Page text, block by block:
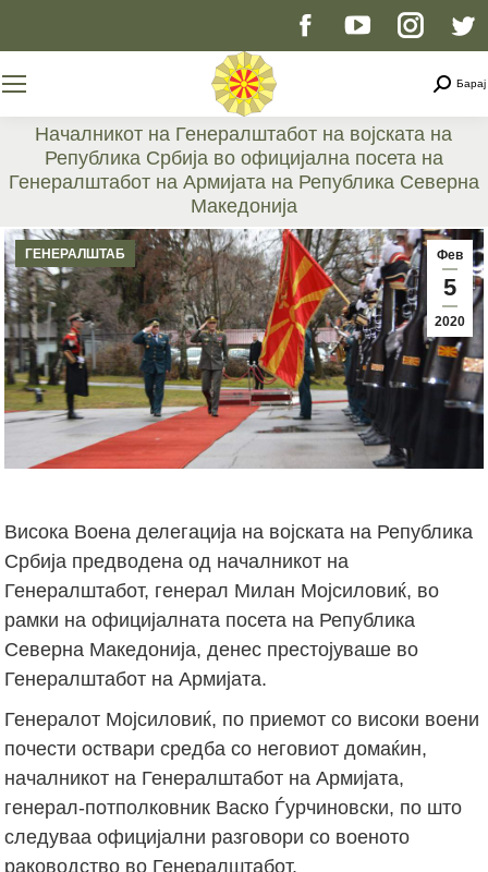
Facebook
opens
in
new
window
YouTube
opens
in
new
window
page
opens
in
new
window
Барај
Началникот на Генералштабот на војската на
Република Србија во официјална посета на
Генералштабот на Армијата на Република Северна
Македонија
You are here:
Фев
5
2020
ГЕНЕРАЛШТАБ
Висока Воена делегација на војската на Република
Србија предводена од началникот на
Генералштабот, генерал Милан Мојсиловиќ, во
рамки на официјалната посета на Република
Северна Македонија, денес престојуваше во
Генералштабот на Армијата.
Генералот Мојсиловиќ, по приемот со високи воени
почести оствари средба со неговиот домаќин,
началникот на Генералштабот на Армијата,
генерал-потполковник Васко Ѓурчиновски, по што
следуваа официјални разговори со военото
раководство во Генералштабот.